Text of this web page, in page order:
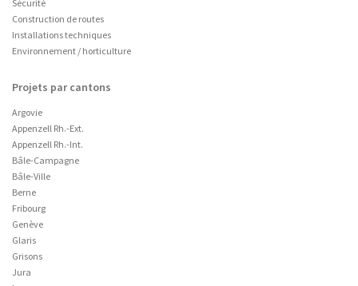
Sécurité
Construction de routes
Installations techniques
Environnement / horticulture
Projets par cantons
Argovie
Appenzell Rh.-Ext.
Appenzell Rh.-Int.
Bâle-Campagne
Bâle-Ville
Berne
Fribourg
Genève
Glaris
Grisons
Jura